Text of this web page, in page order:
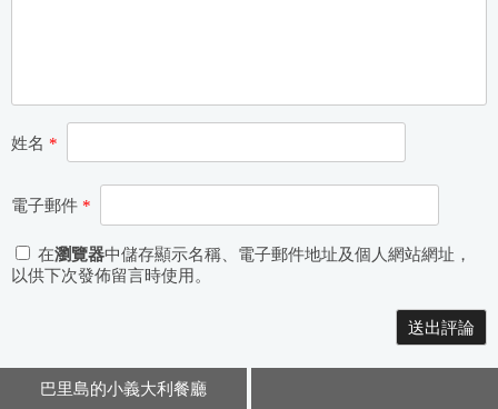
姓名 *
電子郵件 *
在瀏覽器中儲存顯示名稱、電子郵件地址及個人網站網址，
以供下次發佈留言時使用。
巴里島的小義大利餐廳